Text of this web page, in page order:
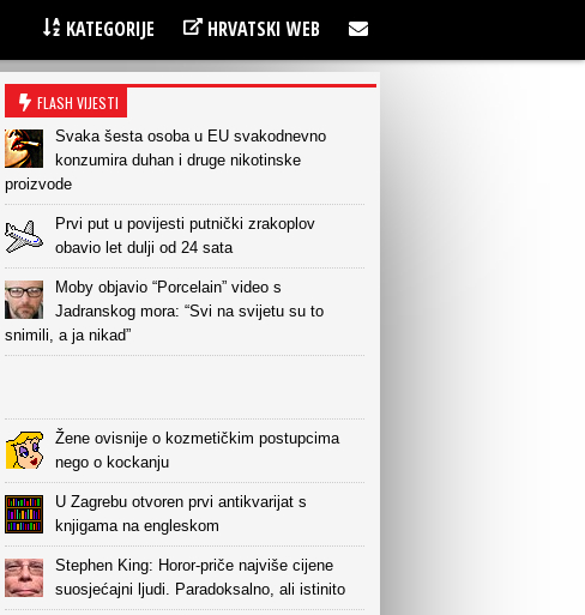
KATEGORIJE HRVATSKI WEB
FLASH VIJESTI
Svaka šesta osoba u EU svakodnevno
konzumira duhan i druge nikotinske
proizvode
Prvi put u povijesti putnički zrakoplov
obavio let dulji od 24 sata
Moby objavio “Porcelain” video s
Jadranskog mora: “Svi na svijetu su to
snimili, a ja nikad”
Žene ovisnije o kozmetičkim postupcima
nego o kockanju
U Zagrebu otvoren prvi antikvarijat s
knjigama na engleskom
Stephen King: Horor-priče najviše cijene
suosjećajni ljudi. Paradoksalno, ali istinito